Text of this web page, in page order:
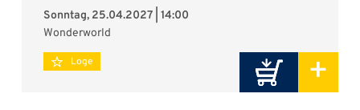
Sonntag, 25.04.2027 | 14:00
Wonderworld
+
Loge